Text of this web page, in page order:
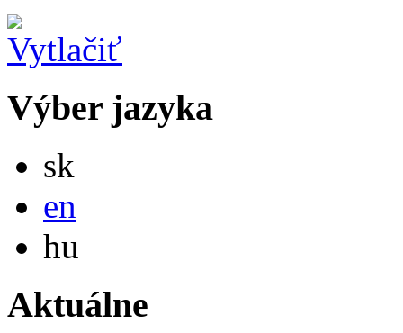
Výber jazyka
sk
en
hu
Aktuálne